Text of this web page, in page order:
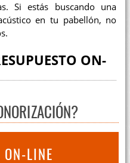
Si estás buscando una
en tu pabellón, no
ON-
ON-LINE